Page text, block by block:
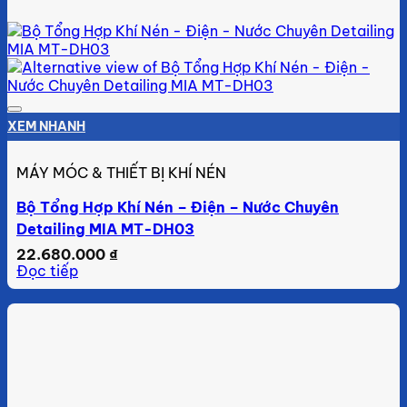
Add to wishlist
XEM NHANH
MÁY MÓC & THIẾT BỊ KHÍ NÉN
Bộ Tổng Hợp Khí Nén – Điện – Nước Chuyên
Detailing MIA MT-DH03
22.680.000 ₫
Đọc tiếp